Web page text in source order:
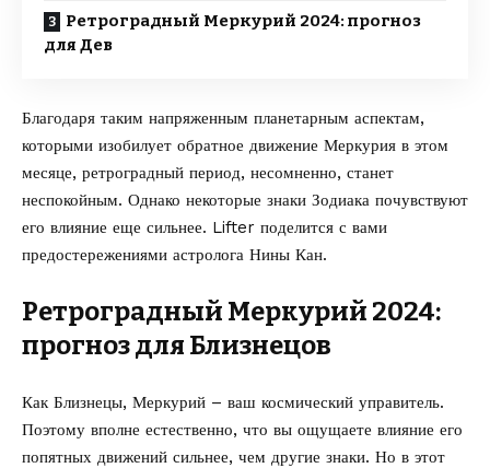
Ретроградный Меркурий 2024: прогноз
для Дев
Благодаря таким напряженным планетарным аспектам,
которыми изобилует обратное движение Меркурия в этом
месяце, ретроградный период, несомненно, станет
неспокойным. Однако некоторые знаки Зодиака почувствуют
его влияние еще сильнее. Lifter поделится с вами
предостережениями астролога Нины Кан.
Ретроградный Меркурий 2024:
прогноз для Близнецов
Как Близнецы, Меркурий – ваш космический управитель.
Поэтому вполне естественно, что вы ощущаете влияние его
попятных движений сильнее, чем другие знаки. Но в этот